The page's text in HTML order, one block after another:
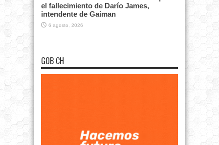
el fallecimiento de Darío James,
intendente de Gaiman
6 agosto, 2026
GOB CH